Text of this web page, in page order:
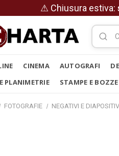
⚠ Chiusura estiva:
CINEMA AUTOGRAFI
PLANIMETRIE
STAMPE E
FOTOGRAFIE NEGATIVI E